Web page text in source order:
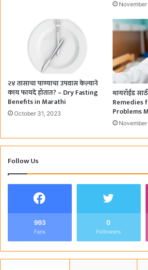
२४ तासाचा पाण्याचा उपवास केल्याने
काय फायदे होतात? – Dry Fasting
Benefits in Marathi
October 31, 2023
थायरॉईड
Remedies
Problems
Follow Us
993
Fans
0
Followers